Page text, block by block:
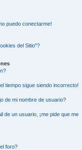
puedo conectarme!
del Sitio"?
tiempo sigue siendo incorrecto!
de mi nombre de usuario?
de un usuario, ¡me pide que me
foro?